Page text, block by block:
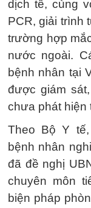
dịch tễ, cùng
PCR, giải trình
trường hợp
nước ngoài.
bệnh nhân tại
được giám
chưa phát hiện
Theo Bộ Y
bệnh nhân
đã đề nghị
chuyên môn
biện pháp